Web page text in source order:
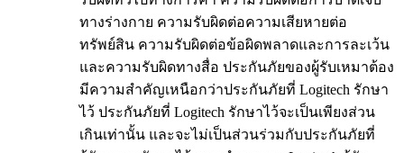
ทางร่างกาย ความรับผิดต่อความเสียหายต่อ
ทรัพย์สิน ความรับผิดต่อข้อผิดพลาดและการละเว้น
และความรับผิดทางสื่อ ประกันภัยของผู้รับเหมาต้อง
มีความสำคัญเหนือกว่าประกันภัยที่ Logitech รักษา
ไว้ ประกันภัยที่ Logitech รักษาไว้จะเป็นเพียงส่วน
เกินเท่านั้น และจะไม่เป็นส่วนร่วมกับประกันภัยที่